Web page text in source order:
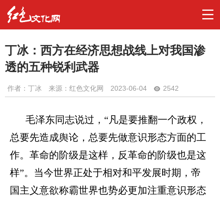
丁冰：西方在经济思想战线上对我国渗
透的五种锐利武器
作者： 丁冰 来源：红色文化网 2023-06-04 2542
毛泽东同志说过，“凡是要推翻一个政权，
总要先造成舆论，总要先做意识形态方面的工
作。革命的阶级是这样，反革命的阶级也是这
样”。当今世界正处于相对和平发展时期，帝
国主义意欲称霸世界也势必更加注重意识形态